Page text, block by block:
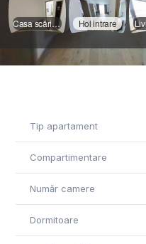
Tip apartament
Compartimentare
Număr camere
Dormitoare